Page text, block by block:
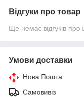
Відгуки про товар
Ще немає відгуків про
Умови доставки
Нова Пошта
Самовивіз